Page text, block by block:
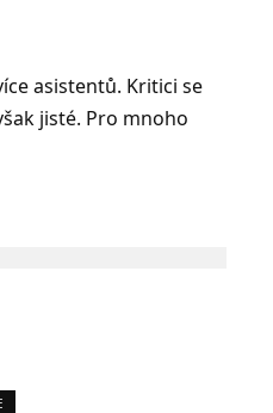
asistentů. Kritici se
jisté. Pro mnoho